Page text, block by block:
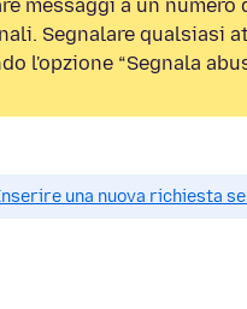
messaggi a un
Segnalare qualsiasi
l'opzione “Segnala
una nuova richiesta